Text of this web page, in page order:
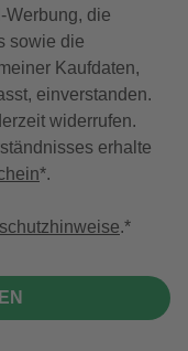
Werbung, die
sowie die
Kaufdaten,
einverstanden.
widerrufen.
erhalte
*.
.